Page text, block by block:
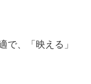
で、「映える」